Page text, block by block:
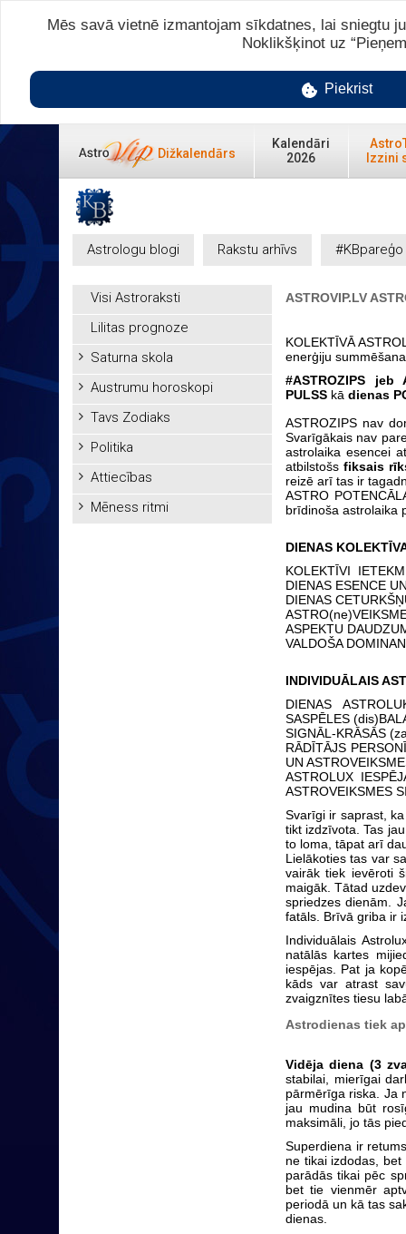
Dižkalendārs
Kalendāri
2026
Izzini
Astrologu blogi Rakstu arhīvs #KBpareģo
Visi Astroraksti
Lilitas prognoze
Saturna skola
Austrumu horoskopi
Tavs Zodiaks
Politika
Attiecības
Mēness ritmi
ASTROVIP.LV
KOLEKTĪVĀ
enerģiju
#ASTROZIPS jeb
PULSS kā dienas
ASTROZIPS nav
Svarīgākais nav
astrolaika esencei
atbilstošsfiksais
reizē arī tas ir
ASTRO
brīdinoša astrolaika
DIENAS
KOLEKTĪVI
DIENAS ESENCE
DIENAS
ASPEKTU
VALDOŠA
INDIVIDUĀLAIS
DIENAS
SASPĒLES
SIGNĀL-KRĀSĀS
RĀDĪTĀJS
UN
ASTROLUX
ASTROVEIKSMES
Svarīgi ir saprast,
tikt izdzīvota. Tas
to loma, tāpat arī
Lielākoties tas var
vairāk tiek ievēroti
maigāk. Tātad
spriedzes dienām.
fatāls. Brīvā griba ir
Individuālais
natālās kartes
iespējas. Pat ja
kāds var atrast
zvaigznītes tiesu
Astrodienas tiek
Vidēja diena (3
stabilai, mierīgai
pārmērīga riska. Ja
jau mudina būt
maksimāli, jo tās
Superdiena ir
ne tikai izdodas,
parādās tikai pēc
bet tie vienmēr
periodā un kā tas
dienas.
Mēs savā vietnē izmantojam sīkdatnes, lai sniegtu
Noklikšķinot uz
Piekrist